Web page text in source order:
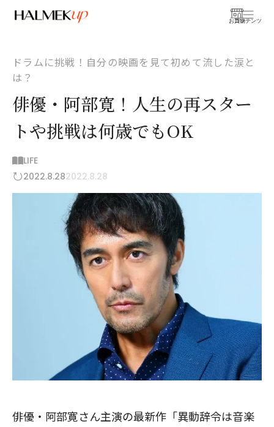
お買物
コンテンツ
ドラムに挑戦！自分の映画を見て初めて流した涙と
は？
俳優・阿部寛！人生の再スター
トや挑戦は何歳でもOK
LIFE
2022.8.282022.8.28
俳優・阿部寛さん主演の最新作「異動辞令は音楽